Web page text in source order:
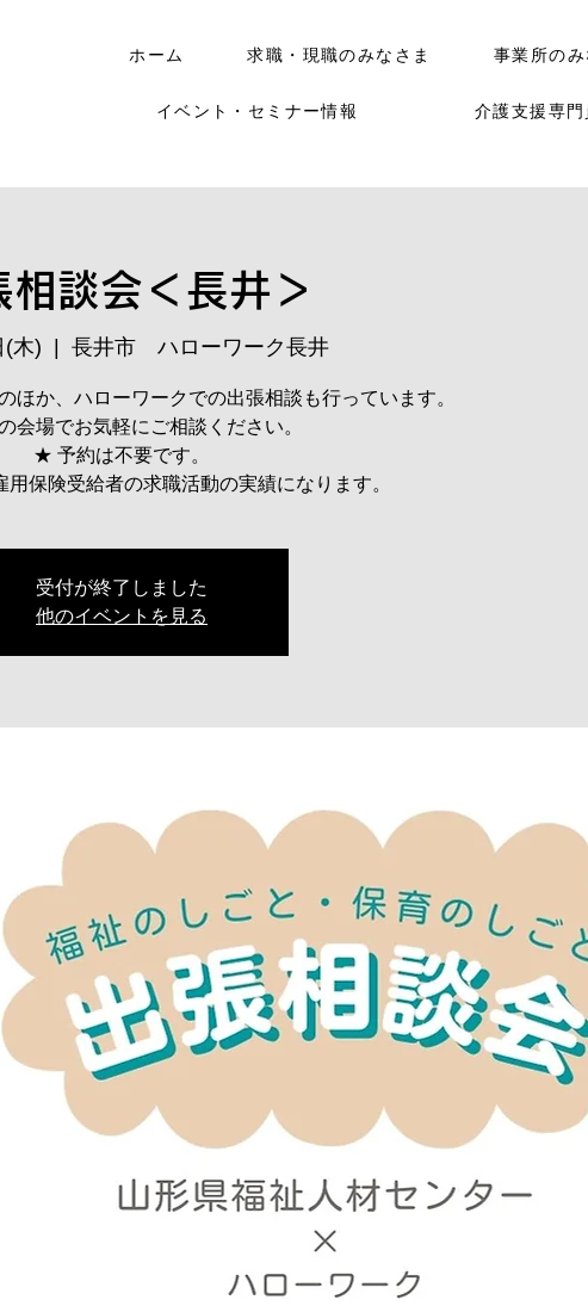
ホーム 求職・現職のみなさま 事業所のみ
イベント・セミナー情報 介護支援専
相談会＜長井＞
(木) 長井市 ハローワーク長井
ほか、ハローワークでの出張相談も行っています。
会場でお気軽にご相談ください。
★ 予約は不要です。
保険受給者の求職活動の実績になります。
受付が終了しました
他のイベントを見る